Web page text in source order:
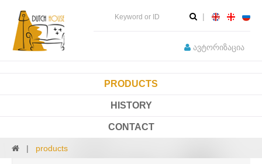
ავტორიზაცია
PRODUCTS
HISTORY
CONTACT
products